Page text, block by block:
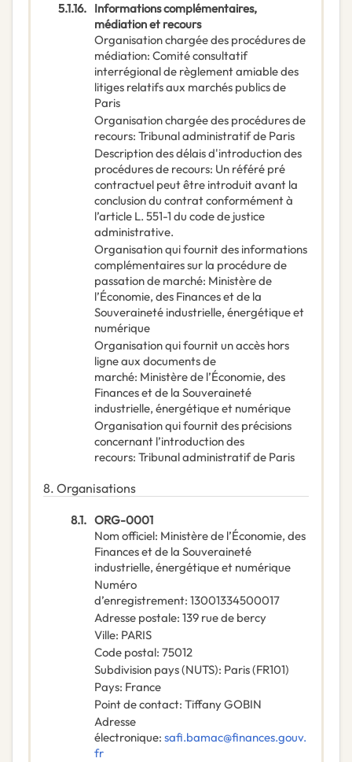
5.1.16. Informations complémentaires,
médiation et recours
Organisation chargée des procédures de
médiation: Comité consultatif
interrégional de règlement amiable des
litiges relatifs aux marchés publics de
Paris
Organisation chargée des procédures de
recours: Tribunal administratif de Paris
Description des délais d'introduction des
procédures de recours: Un référé pré
contractuel peut être introduit avant la
conclusion du contrat conformément à
l’article L. 551-1 du code de justice
administrative.
Organisation qui fournit des informations
complémentaires sur la procédure de
passation de marché: Ministère de
l’Économie, des Finances et de la
Souveraineté industrielle, énergétique et
numérique
Organisation qui fournit un accès hors
ligne aux documents de
marché: Ministère de l’Économie, des
Finances et de la Souveraineté
industrielle, énergétique et numérique
Organisation qui fournit des précisions
concernant l’introduction des
recours: Tribunal administratif de Paris
8. Organisations
8.1. ORG-0001
Nom officiel: Ministère de l’Économie, des
Finances et de la Souveraineté
industrielle, énergétique et numérique
Numéro
d’enregistrement: 13001334500017
Adresse postale: 139 rue de bercy
Ville: PARIS
Code postal: 75012
Subdivision pays (NUTS): Paris(FR101)
Pays: France
Point de contact: Tiffany GOBIN
Adresse
électronique: safi.bamac@finances.gouv.
fr